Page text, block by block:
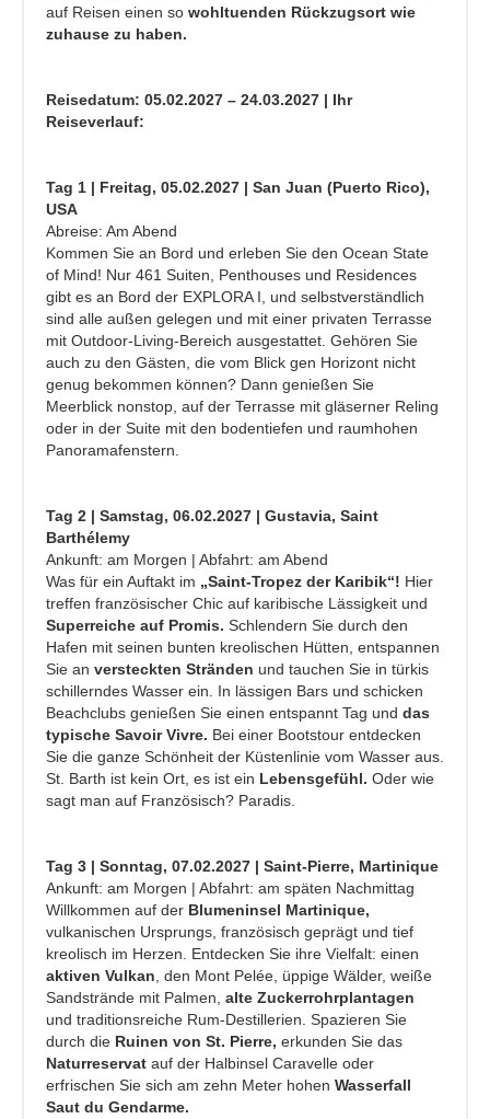
auf Reisen einen so wohltuenden Rückzugsort wie
zuhause zu haben.
Reisedatum: 05.02.2027 – 24.03.2027 | Ihr
Reiseverlauf:
Tag 1 | Freitag, 05.02.2027 | San Juan (Puerto Rico),
USA
Abreise: Am Abend
Kommen Sie an Bord und erleben Sie den Ocean State
of Mind! Nur 461 Suiten, Penthouses und Residences
gibt es an Bord der EXPLORA I, und selbstverständlich
sind alle außen gelegen und mit einer privaten Terrasse
mit Outdoor-Living-Bereich ausgestattet. Gehören Sie
auch zu den Gästen, die vom Blick gen Horizont nicht
genug bekommen können? Dann genießen Sie
Meerblick nonstop, auf der Terrasse mit gläserner Reling
oder in der Suite mit den bodentiefen und raumhohen
Panoramafenstern.
Tag 2 | Samstag, 06.02.2027 | Gustavia, Saint
Barthélemy
Ankunft: am Morgen | Abfahrt: am Abend
Was für ein Auftakt im „Saint-Tropez der Karibik“! Hier
treffen französischer Chic auf karibische Lässigkeit und
Superreiche auf Promis. Schlendern Sie durch den
Hafen mit seinen bunten kreolischen Hütten, entspannen
Sie an versteckten Stränden und tauchen Sie in türkis
schillerndes Wasser ein. In lässigen Bars und schicken
Beachclubs genießen Sie einen entspannt Tag und das
typische Savoir Vivre. Bei einer Bootstour entdecken
Sie die ganze Schönheit der Küstenlinie vom Wasser aus.
St. Barth ist kein Ort, es ist ein Lebensgefühl. Oder wie
sagt man auf Französisch? Paradis.
Tag 3 | Sonntag, 07.02.2027 | Saint-Pierre, Martinique
Ankunft: am Morgen | Abfahrt: am späten Nachmittag
Willkommen auf der Blumeninsel Martinique,
vulkanischen Ursprungs, französisch geprägt und tief
kreolisch im Herzen. Entdecken Sie ihre Vielfalt: einen
aktiven Vulkan , den Mont Pelée, üppige Wälder, weiße
Sandstrände mit Palmen, alte Zuckerrohrplantagen
und traditionsreiche Rum-Destillerien. Spazieren Sie
durch die Ruinen von St. Pierre, erkunden Sie das
Naturreservat auf der Halbinsel Caravelle oder
erfrischen Sie sich am zehn Meter hohen Wasserfall
Saut du Gendarme.